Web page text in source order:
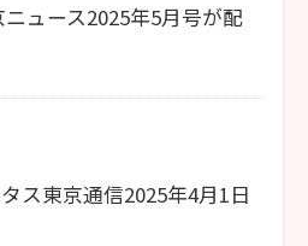
ュース2025年5月号が配
ス東京通信2025年4月1日